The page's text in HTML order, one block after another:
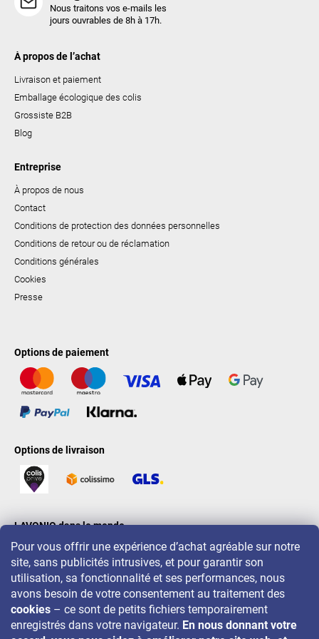
Pour vous offrir une expérience d’achat agréable sur notre
site, sans publicités intrusives, et pour garantir son
utilisation, sa fonctionnalité et ses performances, nous
avons besoin de votre consentement au traitement des
cookies – ce sont de petits fichiers temporairement
enregistrés dans votre navigateur. En nous donnant votre
Nous traitons vos e-mails les
jours ouvrables de 8h à 17h.
À propos de l’achat
Livraison et paiement
Emballage écologique des colis
Grossiste B2B
Blog
Entreprise
À propos de nous
Contact
Conditions de protection des données personnelles
Conditions de retour ou de réclamation
Conditions générales
Cookies
Presse
Options de paiement
Options de livraison
LAVONIO dans le monde
Pour des promotions, concours et réductions, suivez-nous sur: